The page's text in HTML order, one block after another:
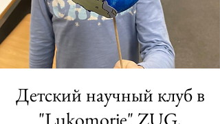
Детский научный клуб в